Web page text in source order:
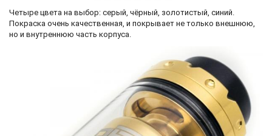
Четыре цвета на выбор: серый, чёрный, золотистый, синий.
Покраска очень качественная, и покрывает не только внешнюю,
но и внутреннюю часть корпуса.